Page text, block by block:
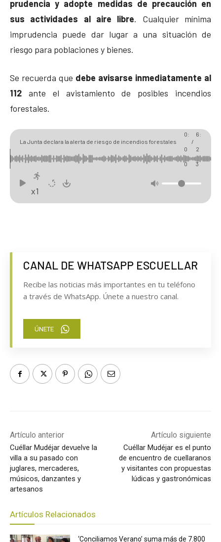
prudencia y adopte medidas de precaución en
sus actividades al aire libre. Cualquier mínima
imprudencia puede dar lugar a una situación de
riesgo para poblaciones y bienes.
Se recuerda que debe avisarse inmediatamente al
112 ante el avistamiento de posibles incendios
forestales.
La Junta declara la alerta de riesgo de incendios forestales
por causas meteorológicas para toda la Comunidad hasta el
26 de agosto
0:
0
0
/
6:
2
3
x1
CANAL DE WHATSAPP ESCUELLAR
Recibe las noticias más importantes en tu teléfono
a través de WhatsApp. Únete a nuestro canal.
ÚNETE
Artículo anterior
Cuéllar Mudéjar devuelve la
villa a su pasado con
juglares, mercaderes,
músicos, danzantes y
artesanos
Artículo siguiente
Cuéllar Mudéjar es el punto
de encuentro de cuellaranos
y visitantes con propuestas
lúdicas y gastronómicas
Artículos Relacionados
‘Conciliamos Verano’ suma más de 7.800